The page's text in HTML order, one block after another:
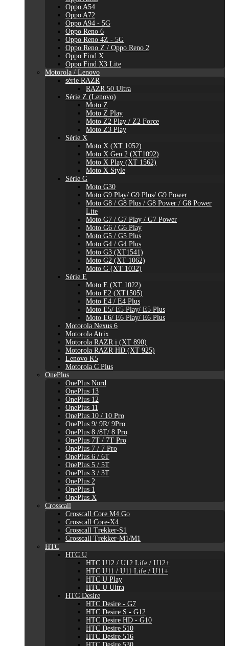
Oppo A54
Oppo A72
Oppo A94 - 5G
Oppo Reno 6
Oppo Reno 4Z - 5G
Oppo Reno Z / Oppo Reno 2
Oppo Find X
Oppo Find X3 Lite
Motorola / Lenovo
série RAZR
RAZR 50 Ultra
Série Z (Lenovo)
Moto Z
Moto Z Play
Moto Z2 Play / Z2 Force
Moto Z3 Play
Série X
Moto X (XT 1052)
Moto X Gen 2 (XT1092)
Moto X Play (XT 1562)
Moto X Style
Série G
Moto G30
Moto G9 Play/ G9 Plus/ G9 Power
Moto G8 / G8 Plus / G8 Power / G8 Power
Lite
Moto G7 / G7 Play / G7 Power
Moto G6 / G6 Play
Moto G5 / G5 Plus
Moto G4 / G4 Plus
Moto G3 (XT1541)
Moto G2 (XT 1062)
Moto G (XT 1032)
Série E
Moto E (XT 1022)
Moto E2 (XT1505)
Moto E4 / E4 Plus
Moto E5/ E5 Play/ E5 Plus
Moto E6/ E6 Play/ E6 Plus
Motorola Nexus 6
Motorola Atrix
Motorola RAZR i (XT 890)
Motorola RAZR HD (XT 925)
Lenovo K5
Motorola C Plus
OnePlus
OnePlus Nord
OnePlus 13
OnePlus 12
OnePlus 11
OnePlus 10 / 10 Pro
OnePlus 9/ 9R/ 9Pro
OnePlus 8 /8T/ 8 Pro
OnePlus 7T / 7T Pro
OnePlus 7 / 7 Pro
OnePlus 6 / 6T
OnePlus 5 / 5T
OnePlus 3 / 3T
OnePlus 2
OnePlus 1
OnePlus X
Crosscall
Crosscall Core M4 Go
Crosscall Core-X4
Crosscall Trekker-S1
Crosscall Trekker-M1/M1
HTC
HTC U
HTC U12 / U12 Life / U12+
HTC U11 / U11 Life / U11+
HTC U Play
HTC U Ultra
HTC Desire
HTC Desire - G7
HTC Desire S - G12
HTC Desire HD - G10
HTC Desire 510
HTC Desire 516